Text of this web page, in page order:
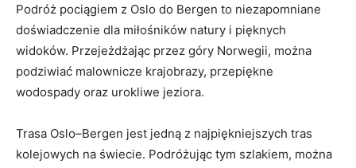
Podróż⁣ pociągiem ⁢z Oslo do Bergen‌ to ⁤niezapomniane‌
doświadczenie dla miłośników ⁢natury i pięknych
widoków. ‌Przejeżdżając ‍przez góry Norwegii, można‍
podziwiać⁢ malownicze ⁤krajobrazy,‍ przepiękne
wodospady oraz urokliwe ​jeziora.
Trasa​ Oslo–Bergen jest‍ jedną⁣ z najpiękniejszych tras
kolejowych ‌na świecie. Podróżując tym ⁢szlakiem, ‍można